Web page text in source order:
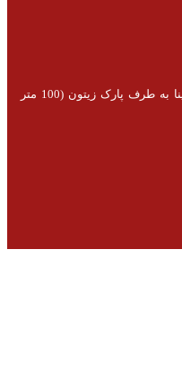
تبریز، ولیعصر، خیابان تختی، فلکه ابن سینا به طرف پارک زیتون (100 متر